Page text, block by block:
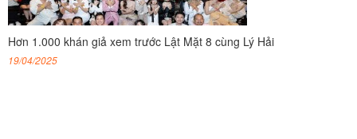
Hơn 1.000 khán giả xem trước Lật Mặt 8 cùng Lý Hải
19/04/2025